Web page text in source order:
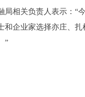
关负责人表示：“今
和企业家选择亦庄、
”